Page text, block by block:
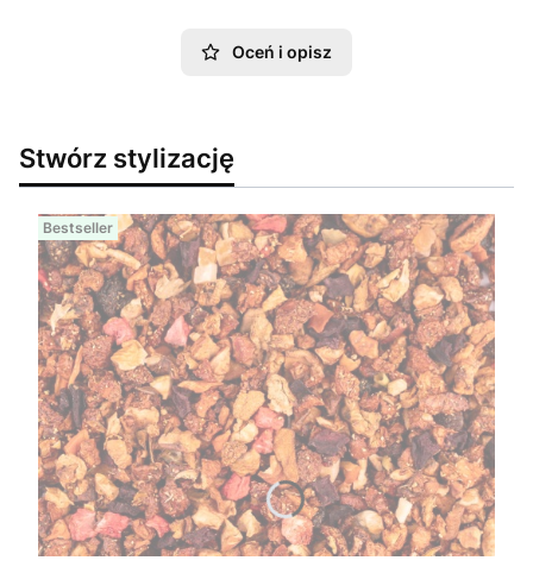
Oceń i opisz
Stwórz stylizację
Bestseller